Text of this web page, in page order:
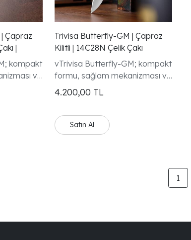
Çapraz
|
kompakt
ve
Trivisa Butterfly-GM | Çapraz
Kilitli | 14C28N Çelik Çakı
vTrivisa Butterfly-GM; kompakt
formu, sağlam mekanizması ve
modern tasarım çizgisiyle
koleksiyoncular ve EDC
seçenektir.
4.200,00 TL
Satın Al
1